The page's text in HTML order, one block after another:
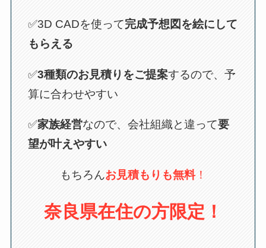
✅3D CADを使って完成予想図を絵にして
もらえる
✅3種類のお見積りをご提案するので、予
算に合わせやすい
✅家族経営なので、会社組織と違って要
望が叶えやすい
もちろんお見積もりも無料！
奈良県在住の方限定！